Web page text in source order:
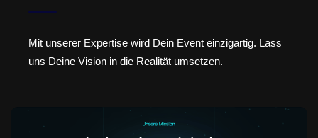
Mit unserer Expertise wird Dein Event einzigartig. Lass
uns Deine Vision in die Realität umsetzen.